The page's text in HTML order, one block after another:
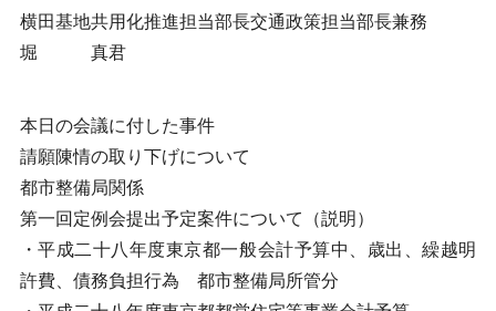
横田基地共用化推進担当部長交通政策担当部長兼務
堀 真君
本日の会議に付した事件
請願陳情の取り下げについて
都市整備局関係
第一回定例会提出予定案件について（説明）
・平成二十八年度東京都一般会計予算中、歳出、繰越明
許費、債務負担行為 都市整備局所管分